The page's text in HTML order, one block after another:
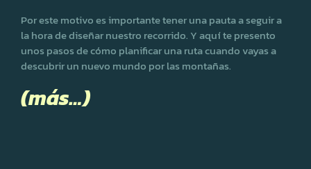
Por este motivo es importante tener una pauta a seguir a
la hora de diseñar nuestro recorrido. Y aquí te presento
unos pasos de cómo planificar una ruta cuando vayas a
descubrir un nuevo mundo por las montañas.
(más…)